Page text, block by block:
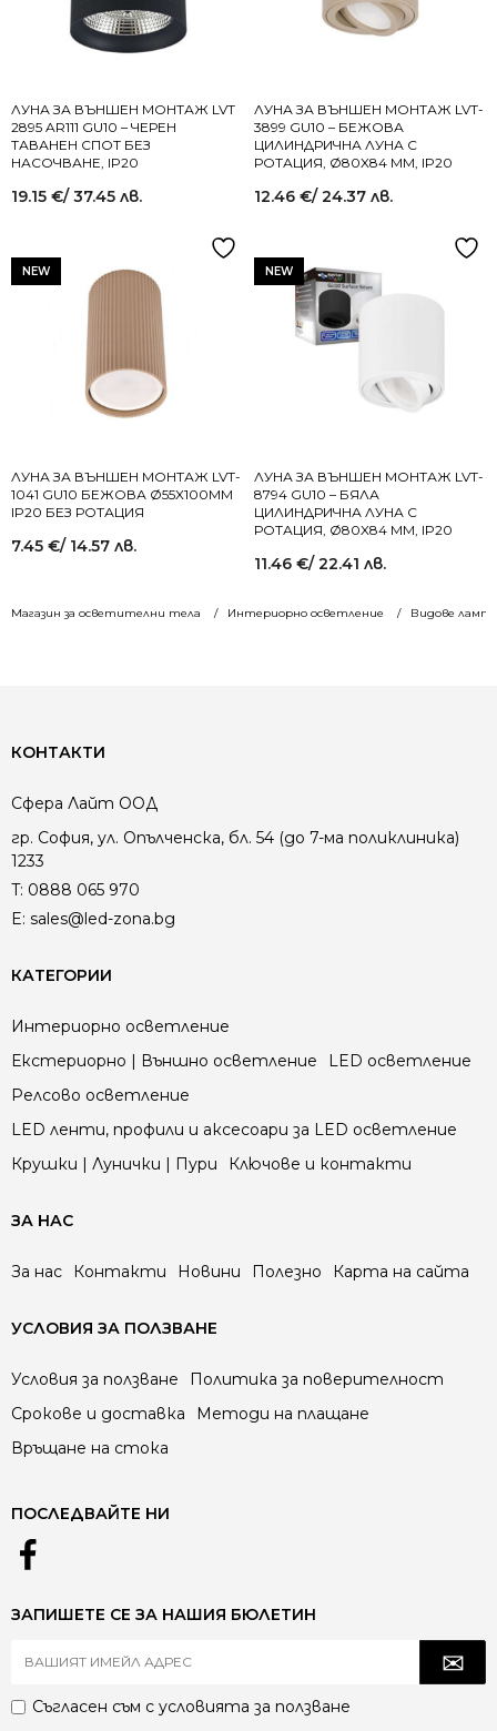
Магазин за осветителни тела Интериорно осветление Видове
ЛУНА ЗА ВЪНШЕН МОНТАЖ LVT
2895 AR111 GU10 – ЧЕРЕН
ТАВАНЕН СПОТ БЕЗ
НАСОЧВАНЕ, IP20
19.15 €/ 37.45 лв.
ЛУНА ЗА ВЪНШЕН МОНТАЖ LVT-
3899 GU10 – БЕЖОВА
ЦИЛИНДРИЧНА ЛУНА С
РОТАЦИЯ, Ø80X84 MM, IP20
12.46 €/ 24.37 лв.
NEW
ЛУНА ЗА ВЪНШЕН МОНТАЖ LVT-
1041 GU10 БЕЖОВА Ø55X100MM
IP20 БЕЗ РОТАЦИЯ
7.45 €/ 14.57 лв.
NEW
ЛУНА ЗА ВЪНШЕН МОНТАЖ LVT-
8794 GU10 – БЯЛА
ЦИЛИНДРИЧНА ЛУНА С
РОТАЦИЯ, Ø80X84 MM, IP20
11.46 €/ 22.41 лв.
КОНТАКТИ
Сфера Лайт ООД
гр. София, ул. Опълченска, бл. 54 (до 7-ма поликлиника)
1233
T: 0888 065 970
E: sales@led-zona.bg
КАТЕГОРИИ
Интериорно осветление
Екстериорно | Външно осветление
LED осветление
Релсово осветление
LED ленти, профили и аксесоари за LED осветление
Крушки | Лунички | Пури
Ключове и контакти
ЗА НАС
За нас Контакти Новини Полезно Карта на сайта
УСЛОВИЯ ЗА ПОЛЗВАНЕ
Условия за ползване
Политика за поверителност
Срокове и доставка
Методи на плащане
Връщане на стока
ПОСЛЕДВАЙТЕ НИ
ЗАПИШЕТЕ СЕ ЗА НАШИЯ БЮЛЕТИН
Съгласен съм с условията за ползване